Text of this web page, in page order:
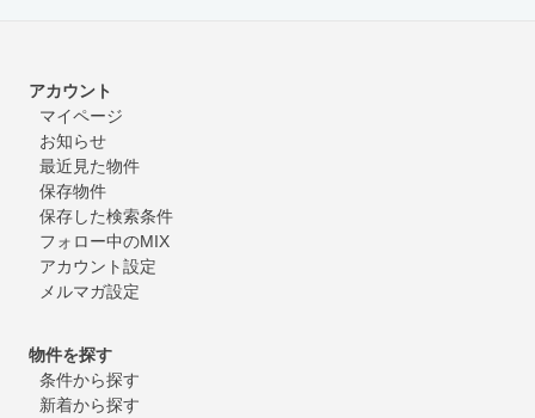
アカウント
マイページ
お知らせ
最近見た物件
保存物件
保存した検索条件
フォロー中のMIX
アカウント設定
メルマガ設定
物件を探す
条件から探す
新着から探す